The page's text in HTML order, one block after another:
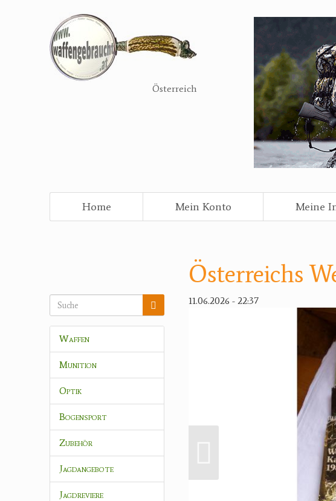
Österreich
Home
Mein Konto Meine
Waffen
Munition
Optik
Bogensport
Zubehör
Jagdangebote
Jagdreviere
Österreichs
11.06.2026 - 22:37